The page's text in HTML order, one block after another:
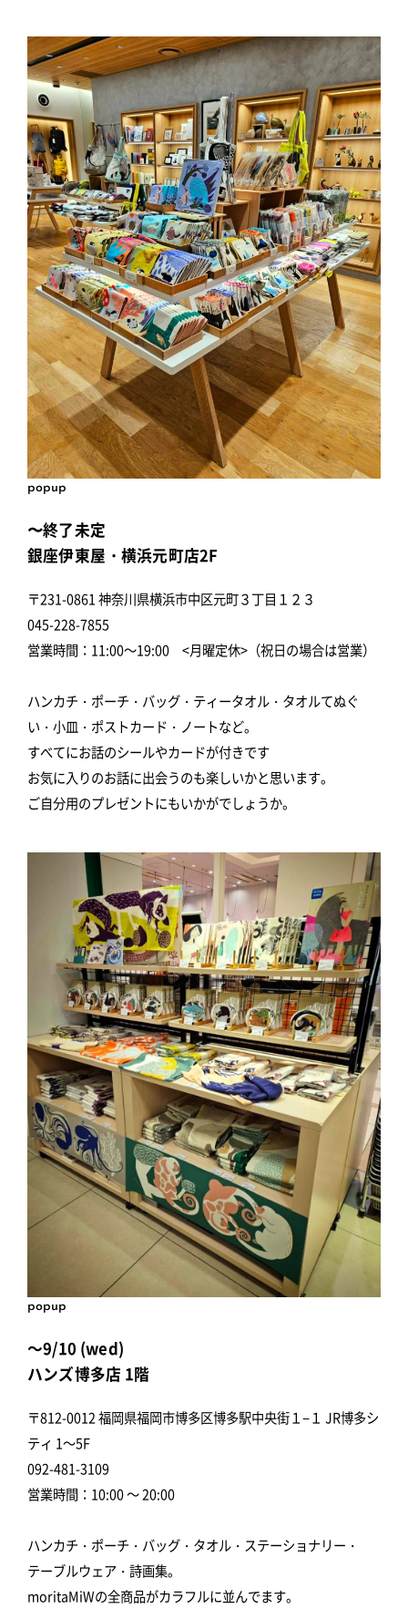
popup
〜終了未定
銀座伊東屋・横浜元町店2F
〒231-0861 神奈川県横浜市中区元町３丁目１２３
045-228-7855
営業時間：11:00～19:00 <月曜定休>（祝日の場合は営業）
ハンカチ・ポーチ・バッグ・ティータオル・タオルてぬぐ
い・小皿・ポストカード・ノートなど。
すべてにお話のシールやカードが付きです
お気に入りのお話に出会うのも楽しいかと思います。
ご自分用のプレゼントにもいかがでしょうか。
popup
～9/10 (wed)
ハンズ博多店 1階
〒812-0012 福岡県福岡市博多区博多駅中央街１−１ JR博多シ
ティ 1～5F
092-481-3109
営業時間：10:00 ～ 20:00
ハンカチ・ポーチ・バッグ・タオル・ステーショナリー・
テーブルウェア・詩画集。
moritaMiWの全商品がカラフルに並んでます。